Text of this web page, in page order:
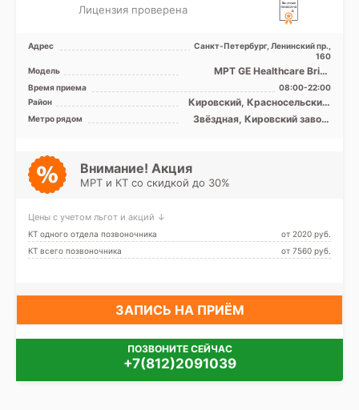
Лицензия проверена
Адрес
Санкт-Петербург, Ленинский пр.,
160
Модель
МРТ GE Healthcare Brivo
MR355 1.5Т закрытый тип,
КТ GЕ Optima CT 520 1 ...
Время приема
08:00-22:00
Район
Кировский, Красносельский,
Колпинский, Московский,
Пушкинский, Лен. область
Метро рядом
Звёздная, Кировский завод,
Проспект Славы, Дунайская,
Шушары, Юго-Западная,
Внимание! Акция
МРТ и КТ со скидкой до 30%
Цены с учетом льгот и акций ↓
КТ одного отдела позвоночника
от 2020 pуб.
КТ всего позвоночника
от 7560 pуб.
ЗАПИСЬ НА ПРИЁМ
ПОЗВОНИТЕ СЕЙЧАС
+7(812)2091039